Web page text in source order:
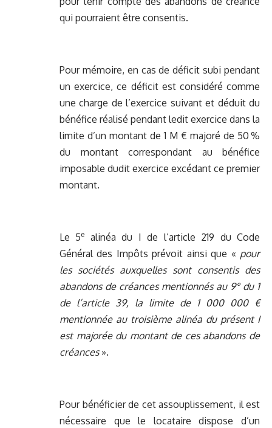
qui pourraient être consentis.
Pour mémoire, en cas de déficit subi pendant
un exercice, ce déficit est considéré comme
une charge de l’exercice suivant et déduit du
bénéfice réalisé pendant ledit exercice dans la
limite d’un montant de 1 M € majoré de 50 %
du montant correspondant au bénéfice
imposable dudit exercice excédant ce premier
montant.
Le 5e
alinéa du I de l’article 219 du Code
Général des Impôts prévoit ainsi que « pour
les sociétés auxquelles sont consentis des
abandons de créances mentionnés au 9° du 1
de l’article 39, la limite de 1 000 000 €
mentionnée au troisième alinéa du présent I
est majorée du montant de ces abandons de
créances».
Pour bénéficier de cet assouplissement, il est
nécessaire que le locataire dispose d’un